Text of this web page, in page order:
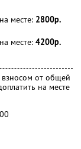
месте: 2800р.
месте: 4200р.
взносом от общей
на месте